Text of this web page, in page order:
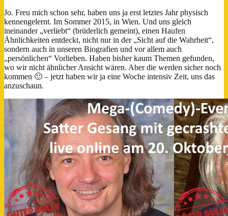
Jo. Freu mich schon sehr, haben uns ja erst letztes Jahr physisch
kennengelernt. Im Sommer 2015, in Wien. Und uns gleich
ineinander „verliebt“ (brüderlich gemeint), einen Haufen
Ähnlichkeiten entdeckt, nicht nur in der „Sicht auf die Wahrheit“,
sondern auch in unseren Biografien und vor allem auch
„persönlichen“ Vorlieben. Haben bisher kaum Themen gefunden,
wo wir nicht ähnlicher Ansicht wären. Aber die werden sicher noch
kommen 🙂 – jetzt haben wir ja eine Woche intensiv Zeit, uns das
anzuschaun.